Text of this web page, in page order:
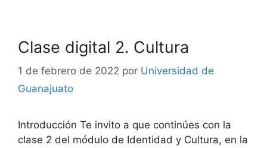
Clase digital 2. Cultura
1 de febrero de 2022 por Universidad de
Guanajuato
Introducción Te invito a que continúes con la
clase 2 del módulo de Identidad y Cultura, en la